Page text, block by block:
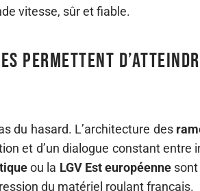
vitesse, sûr et fiable.
permettent
du hasard. L’architecture des
et d’un dialogue constant entre
ou la LGV Est européennesont
du matériel roulant français.